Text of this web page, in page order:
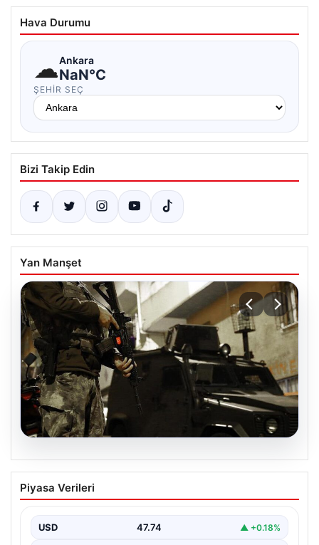
Hava Durumu
☁Ankara
NaN°C
ŞEHIR SEÇ
Bizi Takip Edin
Yan Manşet
07.08.2026
Türkiye Genelinde DAEŞ’e Karşı Geniş
Kapsamlı Operasyon
yönelik 30 şehirde büyük çaplı bir operasyon
gerçekleştirildi. Jandarma…
Piyasa Verileri
USD 47.74 ▲ +0.18%